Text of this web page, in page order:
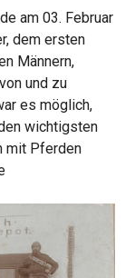
am 03. Februar
dem ersten
Männern,
und zu
es möglich,
wichtigsten
mit Pferden